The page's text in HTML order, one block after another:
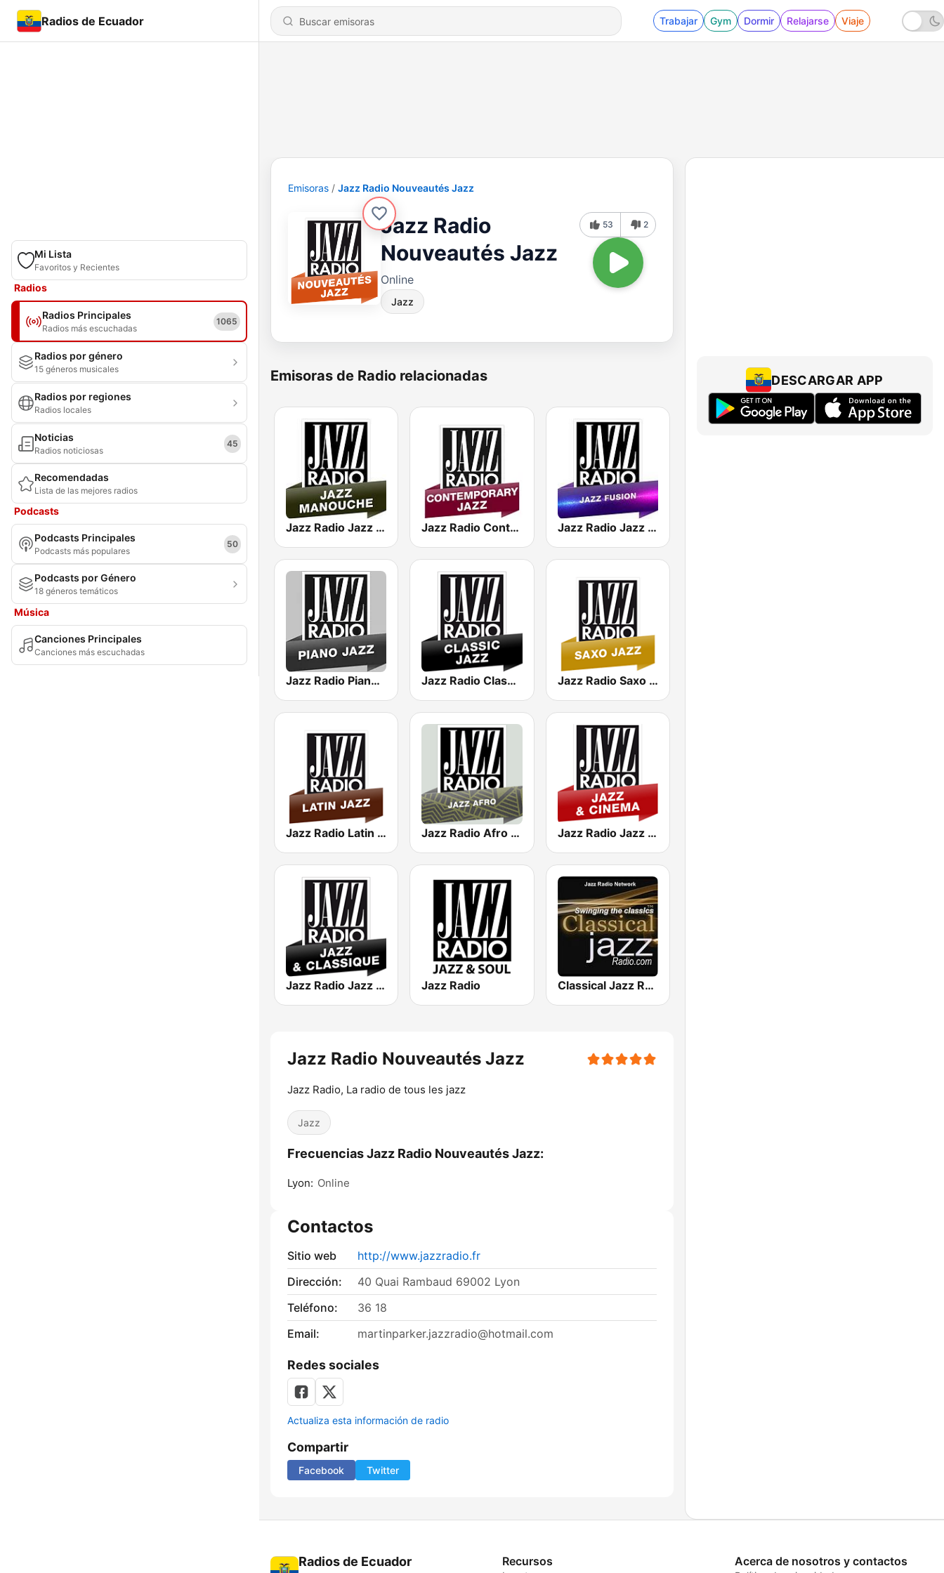
Radios de Ecuador Trabajar Gym Dormir Relajarse Viaje
Mi Lista
Favoritos y Recientes
Radios
Radios Principales
Radios más escuchadas
1065
Radios por género
15 géneros musicales
Radios por regiones
Radios locales
Noticias
Radios noticiosas
45
Recomendadas
Lista de las mejores radios
Podcasts
Podcasts Principales
Podcasts más populares
50
Podcasts por Género
18 géneros temáticos
Música
Canciones Principales
Canciones más escuchadas
Emisoras Jazz Radio Nouveautés Jazz
Jazz Radio
Nouveautés Jazz
Online
Jazz
53 2
Emisoras de Radio relacionadas
Jazz Radio Jazz Manouche Jazz Radio Contemporary Jazz Jazz Radio Jazz Fusion
Jazz Radio Piano Jazz Jazz Radio Classic Jazz Jazz Radio Saxo Jazz
Jazz Radio Latin Jazz Jazz Radio Afro Jazz Jazz Radio Jazz & Cinema
Jazz Radio Jazz & Classique Jazz Radio Classical Jazz Radio
Jazz Radio Nouveautés Jazz
Jazz Radio, La radio de tous les jazz
Jazz
Frecuencias Jazz Radio Nouveautés Jazz:
Lyon: Online
Contactos
Sitio web
http://www.jazzradio.fr
Dirección:
40 Quai Rambaud 69002 Lyon
Teléfono:
36 18
Email:
martinparker.jazzradio@hotmail.com
Redes sociales
Actualiza esta información de radio
Compartir
Facebook Twitter
DESCARGAR APP
Radios de Ecuador Recursos Acerca de nosotros y contactos